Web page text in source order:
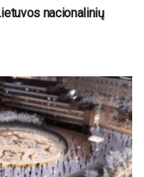
nacionalinių